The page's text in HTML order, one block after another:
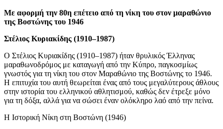
Με αφορμή την 80η επέτειο από τη νίκη του στον μαραθώνιο
της Βοστώνης του 1946
Στέλιος Κυριακίδης (1910–1987)
Ο Στέλιος Κυριακίδης (1910–1987) ήταν θρυλικός Έλληνας
μαραθωνοδρόμος με καταγωγή από την Κύπρο, παγκοσμίως
γνωστός για τη νίκη του στον Μαραθώνιο της Βοστώνης το 1946.
Η επιτυχία του αυτή θεωρείται ένας από τους μεγαλύτερους άθλους
στην ιστορία του ελληνικού αθλητισμού, καθώς δεν έτρεξε μόνο
για τη δόξα, αλλά για να σώσει έναν ολόκληρο λαό από την πείνα.
Η Ιστορική Νίκη στη Βοστώνη (1946)